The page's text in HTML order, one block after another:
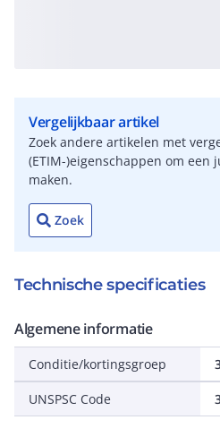
Vergelijkbaar artikel
Zoek andere artikelen met
(ETIM-)eigenschappen om een
maken.
Zoek
Technische specificaties
Algemene informatie
Conditie/kortingsgroep
UNSPSC Code